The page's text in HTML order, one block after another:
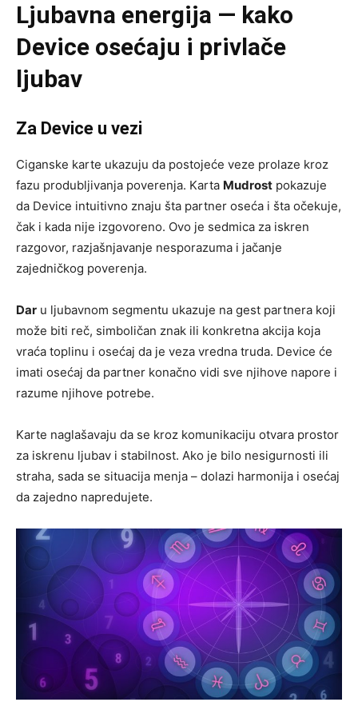
Ljubavna energija — kako
Device osećaju i privlače
ljubav
Za Device u vezi
Ciganske karte ukazuju da postojeće veze prolaze kroz
fazu produbljivanja poverenja. Karta Mudrost pokazuje
da Device intuitivno znaju šta partner oseća i šta očekuje,
čak i kada nije izgovoreno. Ovo je sedmica za iskren
razgovor, razjašnjavanje nesporazuma i jačanje
zajedničkog poverenja.
Dar u ljubavnom segmentu ukazuje na gest partnera koji
može biti reč, simboličan znak ili konkretna akcija koja
vraća toplinu i osećaj da je veza vredna truda. Device će
imati osećaj da partner konačno vidi sve njihove napore i
razume njihove potrebe.
Karte naglašavaju da se kroz komunikaciju otvara prostor
za iskrenu ljubav i stabilnost. Ako je bilo nesigurnosti ili
straha, sada se situacija menja – dolazi harmonija i osećaj
da zajedno napredujete.